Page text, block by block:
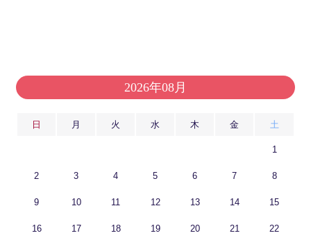
2026年08月
日 月 火 水 木 金 土
1
2 3 4 5 6 7 8
9 10 11 12 13 14 15
16 17 18 19 20 21 22